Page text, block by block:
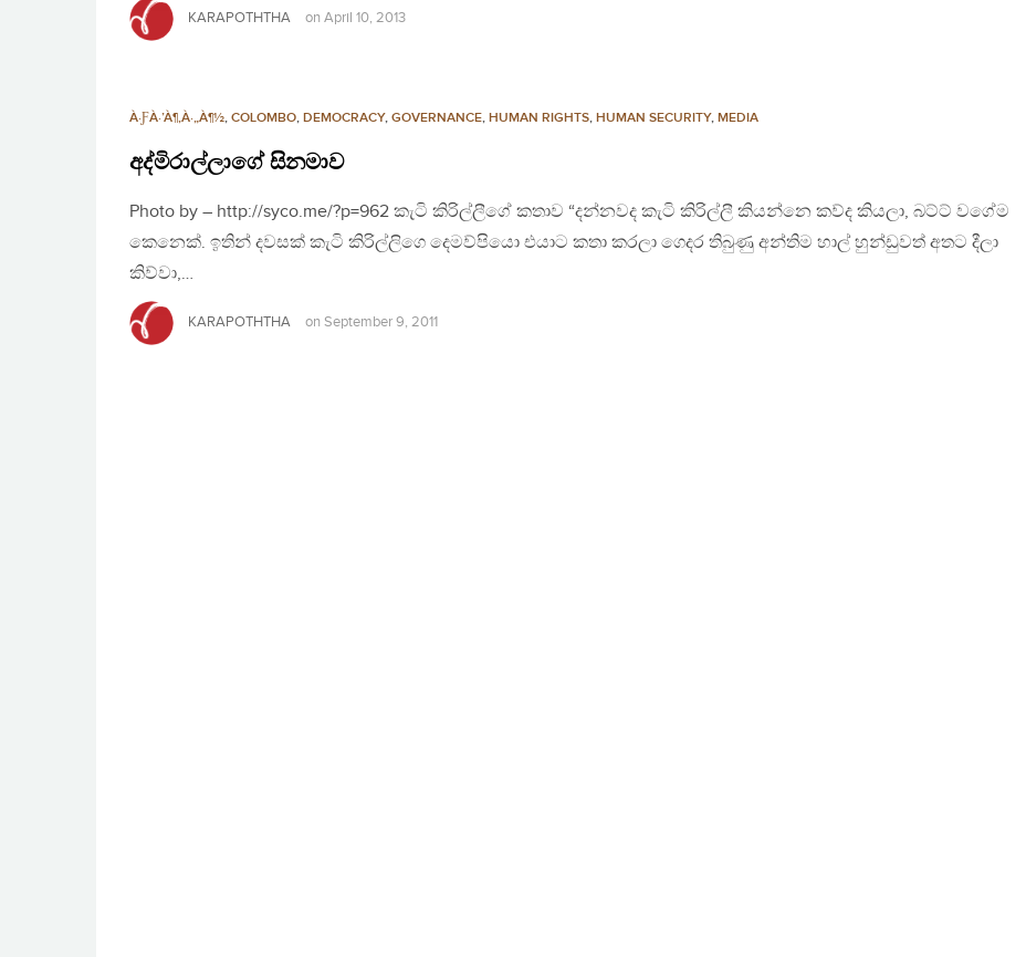
KARAPOTHTHA on April 10, 2013
À·ƑÀ·’À¶‚À·„À¶½, COLOMBO, DEMOCRACY, GOVERNANCE, HUMAN RIGHTS, HUMAN SECURITY, MEDIA
අද්මිරාල්ලාගේ සිනමාව
Photo by – http://syco.me/?p=962 කැටි කිරිල්ලීගේ කතාව “දන්නවද කැටි කිරිල්ලී කියන්නෙ කව්ද කියලා, බට්ට් වගේම
කෙනෙක්. ඉතින් දවසක් කැටි කිරිල්ලිගෙ දෙමව්පියො එයාට කතා කරලා ගෙදර තිබුණු අන්තිම හාල් හුන්ඩුවත් අතට දීලා
කිව්වා,…
KARAPOTHTHA on September 9, 2011